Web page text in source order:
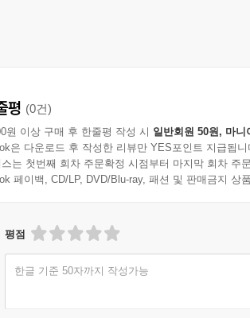
평 (0건)
원 이상 구매 후 한줄평 작성 시 일반회원 50원, 마니
은 다운로드 후 작성한 리뷰만 YES포인트 지급됩니
스는 첫번째 회차 주문확정 시점부터 마지막 회차 주
페이백, CD/LP, DVD/Blu-ray, 패션 및 판매금지 상
평점
한글 기준 50자까지 작성가능